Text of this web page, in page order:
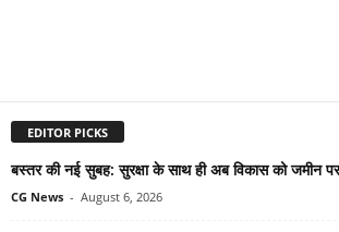
EDITOR PICKS
बस्तर की नई सुबह: सुरक्षा के साथ ही अब विकास को जमीन
CG News - August 6, 2026